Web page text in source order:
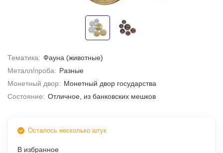
Тематика: Фауна (животные)
Металл/проба: Разные
Монетный двор: Монетный двор государства
Состояние: Отличное, из банковских мешков
Осталось несколько штук
В избранное